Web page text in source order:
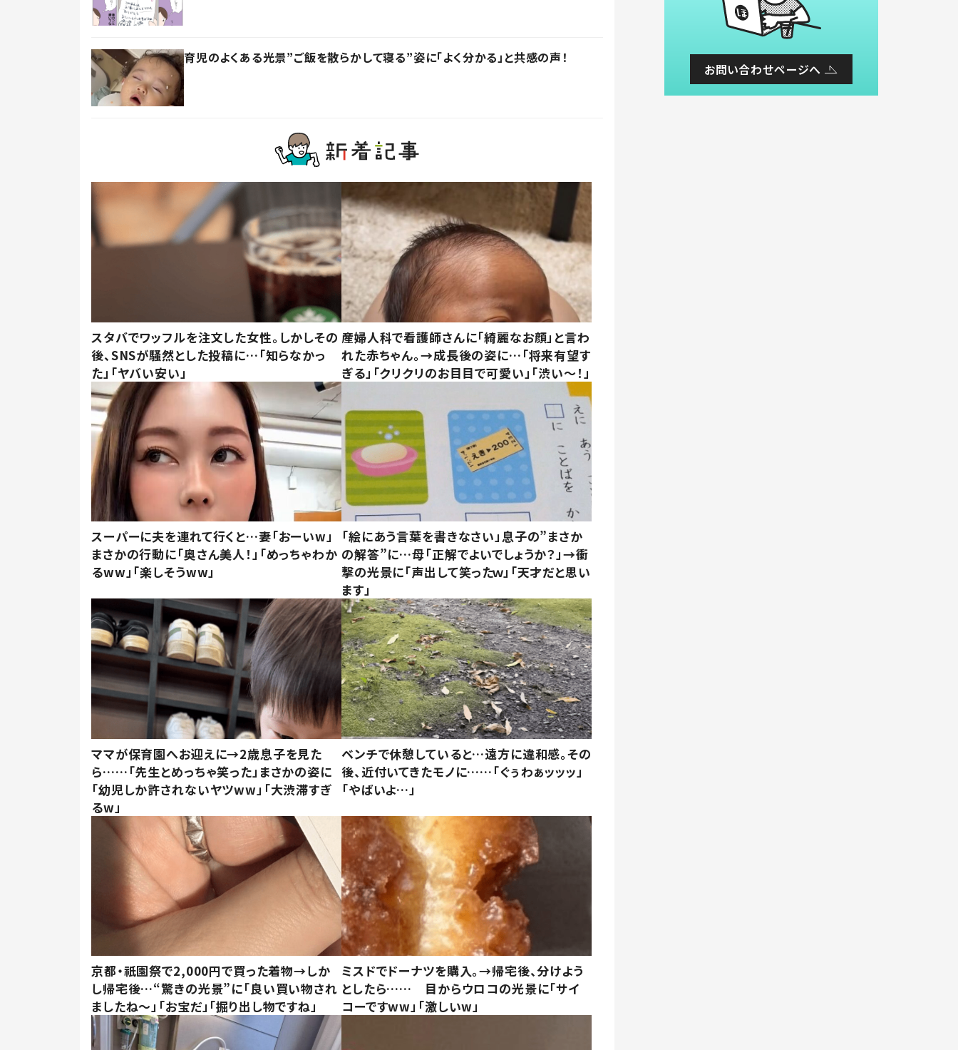
育児のよくある光景”ご飯を散らかして寝る”姿に「よく分かる」と共感の声！
スタバでワッフルを注文した女性。しかしその
後、SNSが騒然とした投稿に…「知らなかっ
た」「ヤバい安い」
産婦人科で看護師さんに「綺麗なお顔」と言わ
れた赤ちゃん。→成長後の姿に…「将来有望す
ぎる」「クリクリのお目目で可愛い」「渋い～！」
スーパーに夫を連れて行くと…妻「おーいw」
まさかの行動に「奥さん美人！」「めっちゃわか
るww」「楽しそうww」
「絵にあう言葉を書きなさい」息子の”まさか
の解答”に…母「正解でよいでしょうか？」→衝
撃の光景に「声出して笑ったｗ」「天才だと思い
ます」
ママが保育園へお迎えに→2歳息子を見た
ら……「先生とめっちゃ笑った」まさかの姿に
「幼児しか許されないヤツww」「大渋滞すぎ
るw」
ベンチで休憩していると…遠方に違和感。その
後、近付いてきたモノに……「ぐぅわぁッッッ」
「やばいよ…」
京都・祇園祭で2,000円で買った着物→しか
し帰宅後…“驚きの光景”に「良い買い物され
ましたね～」「お宝だ」「掘り出し物ですね」
ミスドでドーナツを購入。→帰宅後、分けよう
としたら…… 目からウロコの光景に「サイ
コーですww」「激しいw」
お問い合わせページへ